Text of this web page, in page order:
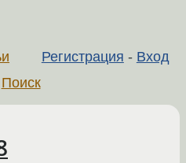
Регистрация - Вход
Поиск